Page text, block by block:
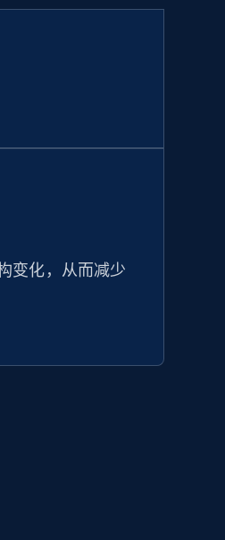
变化，从而减少